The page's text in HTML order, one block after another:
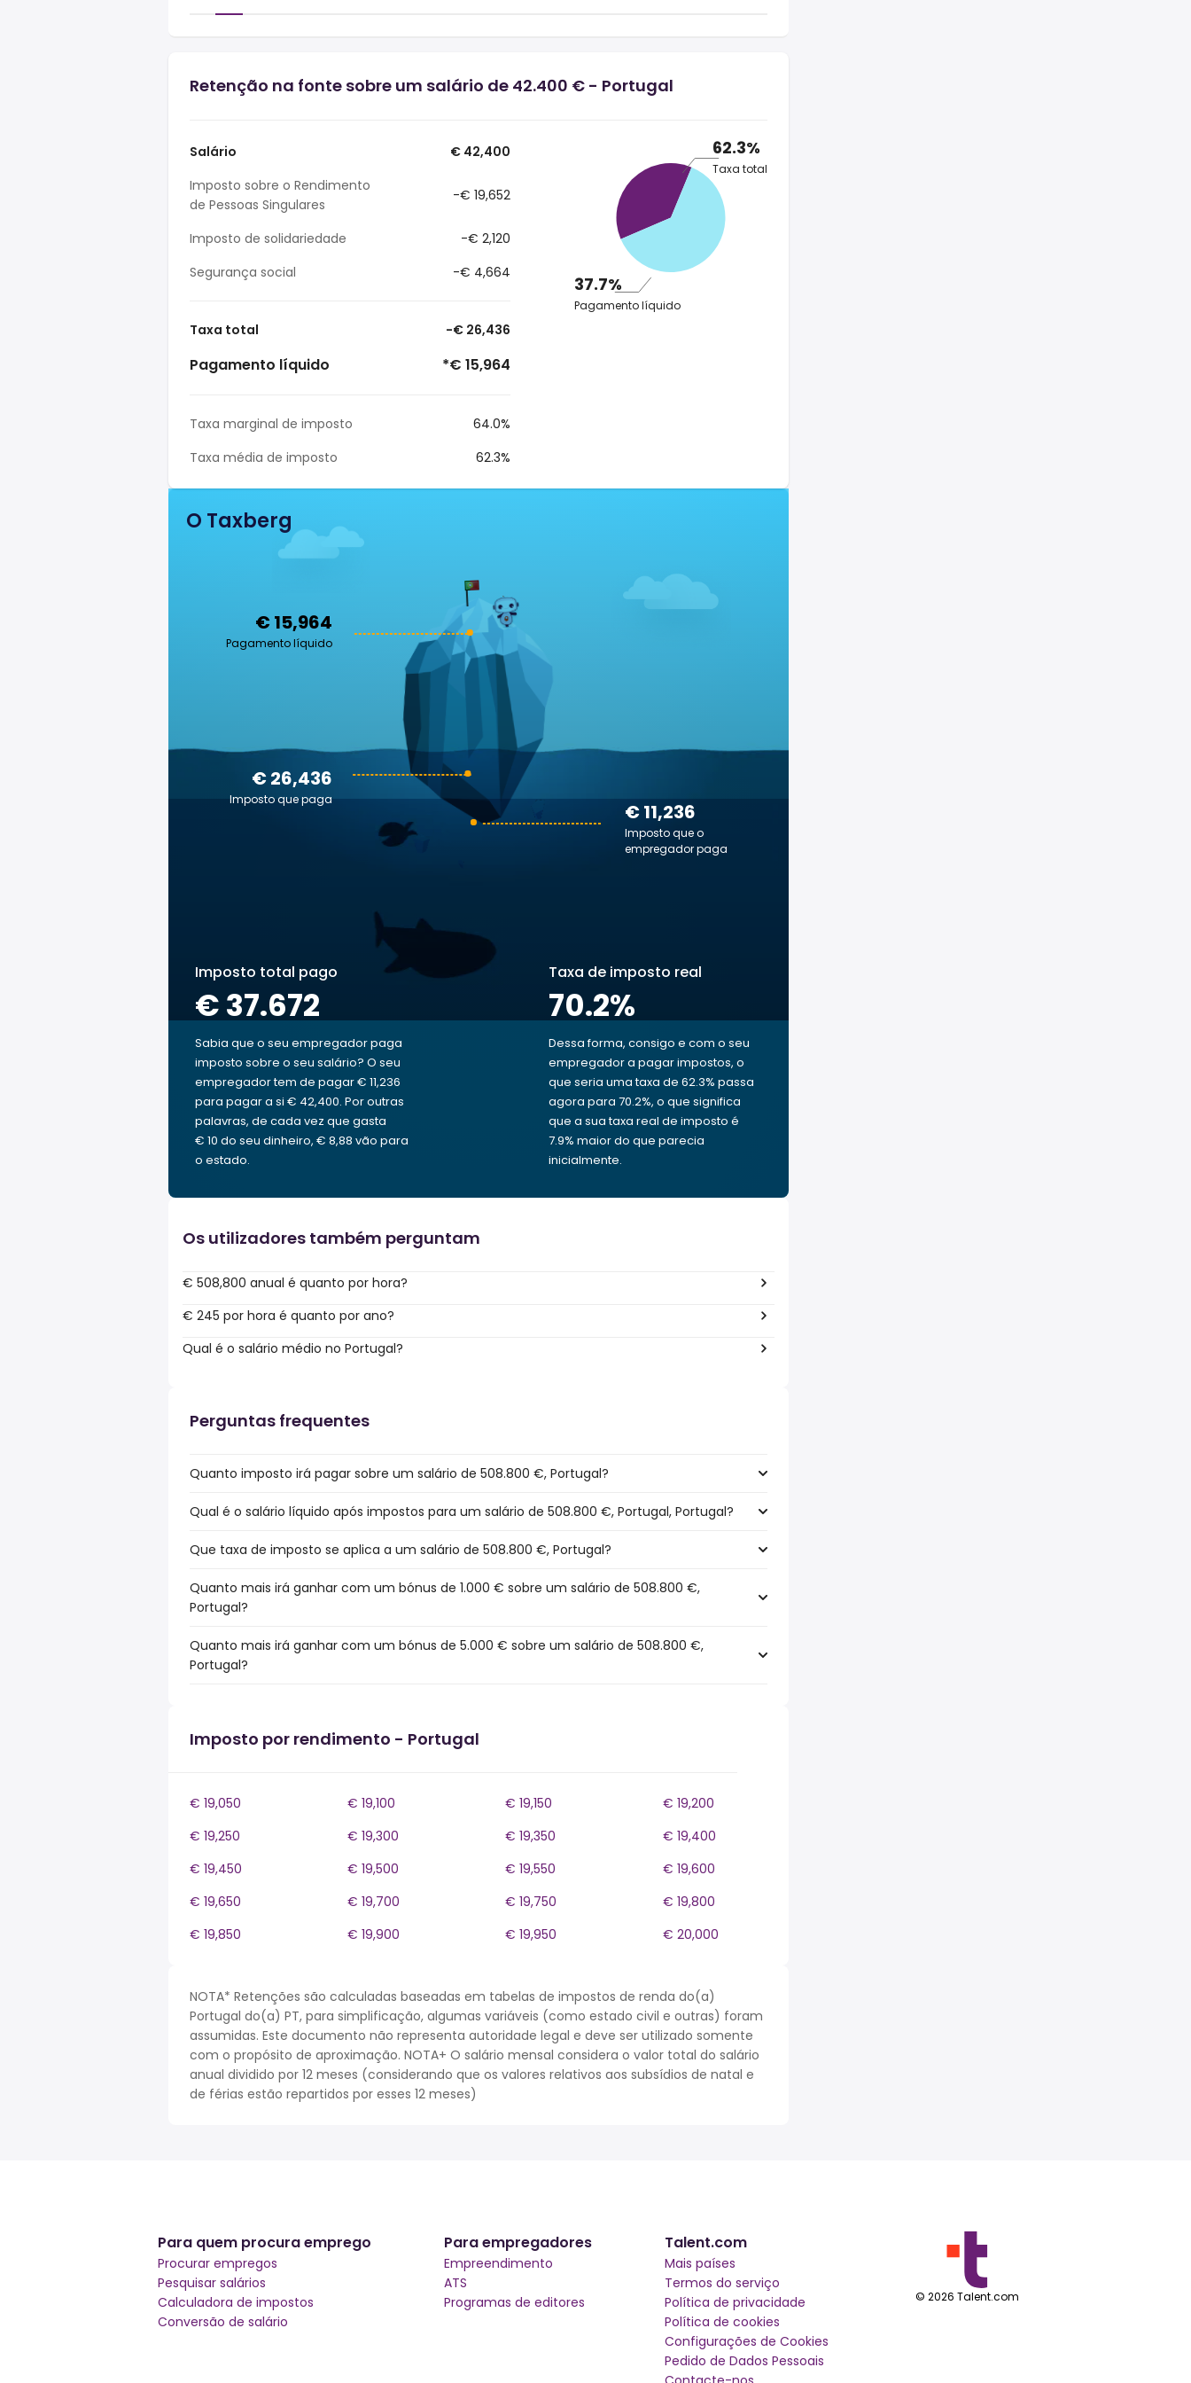
Retenção na fonte sobre um salário de 42.400 € - Portugal
Salário
€ 42,400
Imposto sobre o Rendimento
de Pessoas Singulares
-€ 19,652
Imposto de solidariedade
-€ 2,120
Segurança social
-€ 4,664
Taxa total -€ 26,436
Pagamento líquido *€ 15,964
Taxa marginal de imposto
64.0%
Taxa média de imposto
62.3%
62.3%
Taxa total
37.7%
Pagamento líquido
O Taxberg
€ 15,964
Pagamento líquido
€ 11,236
Imposto que o
empregador paga
€ 26,436
Imposto que paga
Imposto total pago
€ 37.672
Sabia que o seu empregador paga
imposto sobre o seu salário? O seu
empregador tem de pagar € 11,236
para pagar a si € 42,400. Por outras
palavras, de cada vez que gasta
€ 10 do seu dinheiro, € 8,88 vão para
o estado.
Taxa de imposto real
70.2%
Dessa forma, consigo e com o seu
empregador a pagar impostos, o
que seria uma taxa de 62.3% passa
agora para 70.2%, o que significa
que a sua taxa real de imposto é
7.9% maior do que parecia
inicialmente.
Os utilizadores também perguntam
€ 508,800 anual é quanto por hora?
€ 245 por hora é quanto por ano?
Qual é o salário médio no Portugal?
Perguntas frequentes
Quanto imposto irá pagar sobre um salário de 508.800 €, Portugal?
Qual é o salário líquido após impostos para um salário de 508.800 €, Portugal, Portugal?
Que taxa de imposto se aplica a um salário de 508.800 €, Portugal?
Quanto mais irá ganhar com um bónus de 1.000 € sobre um salário de 508.800 €,
Portugal?
Quanto mais irá ganhar com um bónus de 5.000 € sobre um salário de 508.800 €,
Portugal?
Imposto por rendimento - Portugal
€ 19,050 € 19,100 € 19,150
€ 19,200
€ 19,250
€ 19,300 € 19,350
€ 19,400
€ 19,450
€ 19,500 € 19,550
€ 19,600
€ 19,650
€ 19,700 € 19,750
€ 19,800
€ 19,850
€ 19,900 € 19,950 € 20,000
NOTA* Retenções são calculadas baseadas em tabelas de impostos de renda do(a)
Portugal do(a) PT, para simplificação, algumas variáveis (como estado civil e outras) foram
assumidas. Este documento não representa autoridade legal e deve ser utilizado somente
com o propósito de aproximação. NOTA+ O salário mensal considera o valor total do salário
anual dividido por 12 meses (considerando que os valores relativos aos subsídios de natal e
de férias estão repartidos por esses 12 meses)
Para quem procura emprego
Procurar empregos
Pesquisar salários
Calculadora de impostos
Conversão de salário
Para empregadores
Empreendimento
ATS
Programas de editores
Talent.com
Mais países
Termos do serviço
Política de privacidade
Política de cookies
Configurações de Cookies
Pedido de Dados Pessoais
© 2026 Talent.com